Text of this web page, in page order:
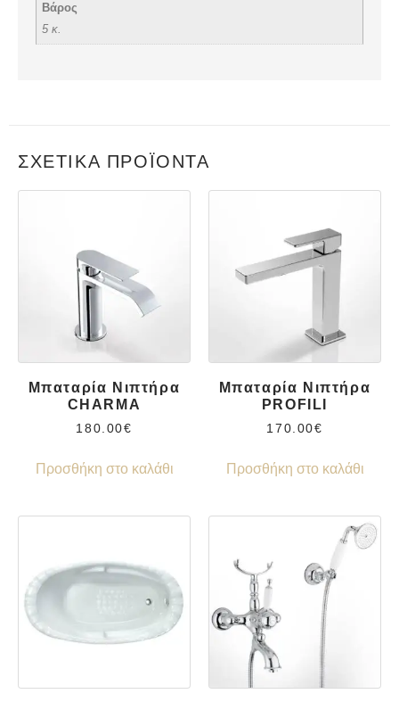
Βάρος
5 κ.
ΣΧΕΤΙΚΆ ΠΡΟΪΌΝΤΑ
Μπαταρία Νιπτήρα
CHARMA
180.00€
Προσθήκη στο καλάθι
Μπαταρία Νιπτήρα
PROFILI
170.00€
Προσθήκη στο καλάθι